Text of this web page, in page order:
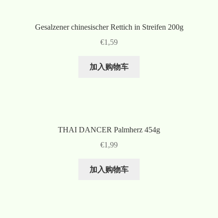
Gesalzener chinesischer Rettich in Streifen 200g
€1,59
加入购物车
THAI DANCER Palmherz 454g
€1,99
加入购物车